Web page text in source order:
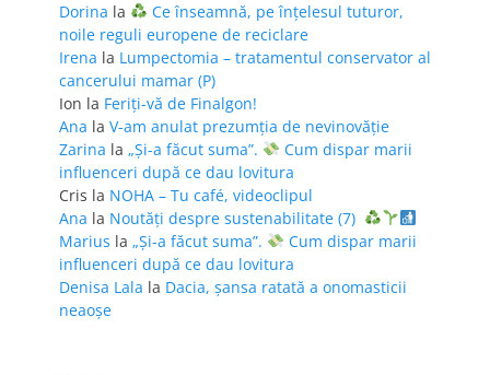
Dorina la
Ce înseamnă, pe înțelesul tuturor,
noile reguli europene de reciclare
Irena la Lumpectomia – tratamentul conservator al
cancerului mamar (P)
Ion la Feriţi-vă de Finalgon!
Ana la V-am anulat prezumția de nevinovăție
Zarina la „Și-a făcut suma”.
Cum dispar marii
influenceri după ce dau lovitura
Cris la NOHA – Tu café, videoclipul
Ana la Noutăți despre sustenabilitate (7)
Marius la „Și-a făcut suma”.
Cum dispar marii
influenceri după ce dau lovitura
Denisa Lala la Dacia, șansa ratată a onomasticii
neaoșe